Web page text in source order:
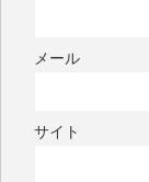
メール
サイト